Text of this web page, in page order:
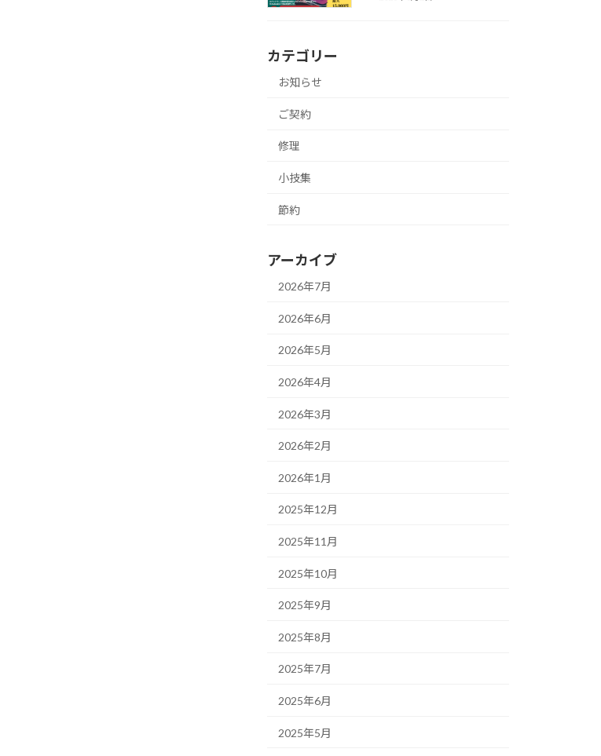
カテゴリー
お知らせ
ご契約
修理
小技集
節約
アーカイブ
2026年7月
2026年6月
2026年5月
2026年4月
2026年3月
2026年2月
2026年1月
2025年12月
2025年11月
2025年10月
2025年9月
2025年8月
2025年7月
2025年6月
2025年5月